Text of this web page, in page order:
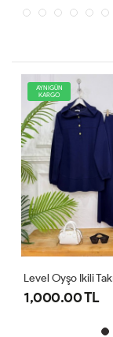
AYNIGÜN
KARGO
1,000.00 TL